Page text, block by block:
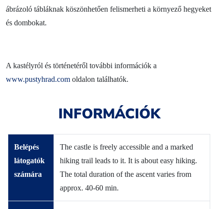
ábrázoló tábláknak köszönhetően felismerheti a környező hegyeket
és dombokat.
A kastélyról és történetéről további információk a
www.pustyhrad.com oldalon találhatók.
INFORMÁCIÓK
Belépés
látogatók
számára
The castle is freely accessible and a marked
hiking trail leads to it. It is about easy hiking.
The total duration of the ascent varies from
approx. 40-60 min.